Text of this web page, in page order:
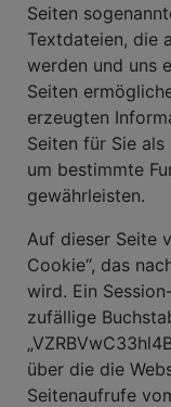
Seiten
Textdateien, die
werden und uns
Seiten
erzeugten
Seiten für Sie
um bestimmte
gewährleisten.
Auf dieser Seite
Cookie“, das
wird. Ein
zufällige
über die die
Seitenaufrufe